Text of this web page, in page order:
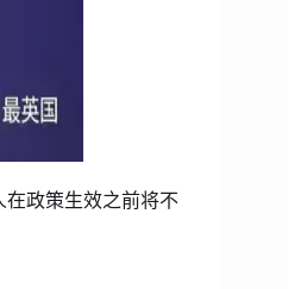
政策生效之前将不